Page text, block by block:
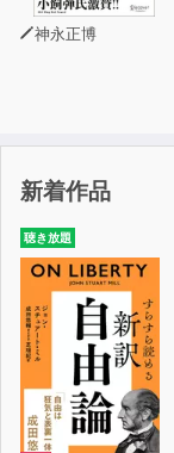
神永正博
新着作品
聴き放題